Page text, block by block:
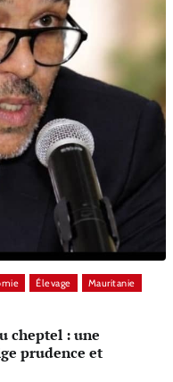
Élevage
Mauritanie
cheptel : une
prudence et